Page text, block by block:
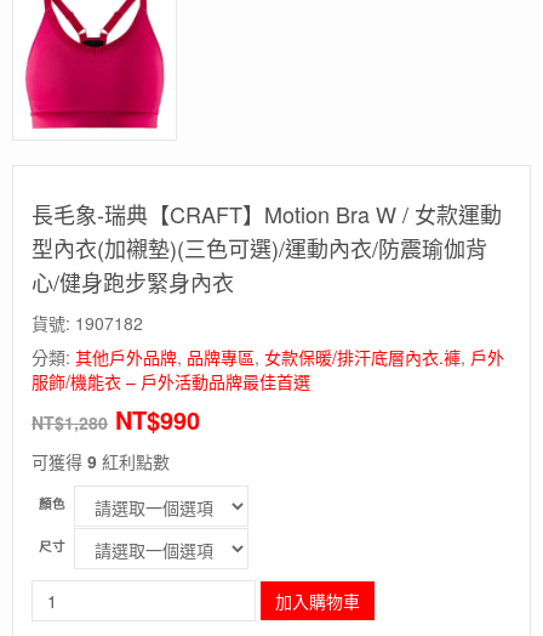
長毛象-瑞典【CRAFT】Motion Bra W / 女款運動
型內衣(加襯墊)(三色可選)/運動內衣/防震瑜伽背
心/健身跑步緊身內衣
貨號: 1907182
分類: 其他戶外品牌, 品牌專區, 女款保暖/排汗底層內衣.褲, 戶外
服飾/機能衣 – 戶外活動品牌最佳首選
NT$1,280 NT$990
可獲得 9 紅利點數
顏色
尺寸
毛
加入購物車